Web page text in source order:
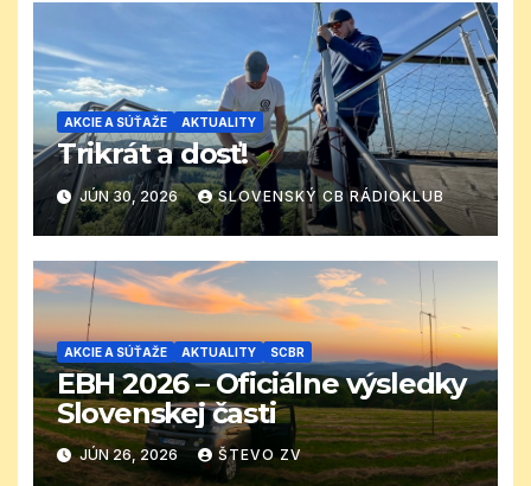
AKCIE A SÚŤAŽE AKTUALITY
Trikrát a dosť!
JÚN 30, 2026 SLOVENSKÝ CB RÁDIOKLUB
AKCIE A SÚŤAŽE AKTUALITY SCBR
EBH 2026 – Oficiálne výsledky
Slovenskej časti
JÚN 26, 2026 ŠTEVO ZV